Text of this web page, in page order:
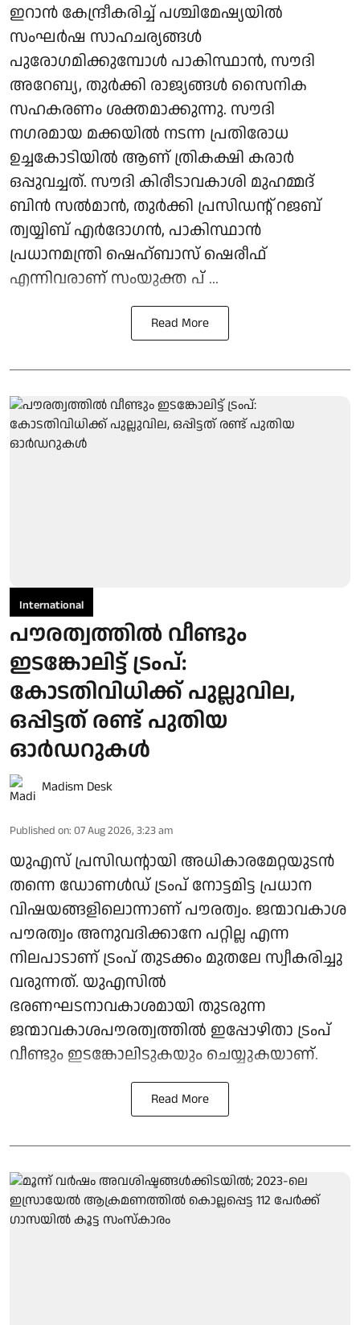
ഇറാന്‍ കേന്ദ്രീകരിച്ച് പശ്ചിമേഷ്യയില്‍
സംഘര്‍ഷ സാഹചര്യങ്ങള്‍
പുരോഗമിക്കുമ്പോള്‍ പാകിസ്ഥാന്‍, സൗദി
അറേബ്യ, തുര്‍ക്കി രാജ്യങ്ങള്‍ സൈനിക
സഹകരണം ശക്തമാക്കുന്നു. സൗദി
നഗരമായ മക്കയില്‍ നടന്ന പ്രതിരോധ
ഉച്ചകോടിയില്‍ ആണ് ത്രികക്ഷി കരാര്‍
ഒപ്പുവച്ചത്. സൗദി കിരീടാവകാശി മുഹമ്മദ്
ബിന്‍ സല്‍മാന്‍, തുര്‍ക്കി പ്രസിഡന്റ് റജബ്
ത്വയ്യിബ് എര്‍ദോഗന്‍, പാകിസ്ഥാന്‍
പ്രധാനമന്ത്രി ഷെഹ്ബാസ് ഷെരീഫ്
എന്നിവരാണ് സംയുക്ത പ് ...
Read More
International
പൗരത്വത്തിൽ വീണ്ടും
ഇടങ്കോലിട്ട് ട്രംപ്:
കോടതിവിധിക്ക് പുല്ലുവില,
ഒപ്പിട്ടത് രണ്ട് പുതിയ
ഓർഡറുകൾ
Madism Desk
Published on: 07 Aug 2026, 3:23 am
യുഎസ് പ്രസിഡന്റായി അധികാരമേറ്റയുടൻ
തന്നെ ഡോണൾഡ് ട്രംപ് നോട്ടമിട്ട പ്രധാന
വിഷയങ്ങളിലൊന്നാണ് പൗരത്വം. ജന്മാവകാശ
പൗരത്വം അനുവദിക്കാനേ പറ്റില്ല എന്ന
നിലപാടാണ് ട്രംപ് തുടക്കം മുതലേ സ്വീകരിച്ചു
വരുന്നത്. യുഎസിൽ
ഭരണഘടനാവകാശമായി തുടരുന്ന
ജന്മാവകാശപൗരത്വത്തിൽ ഇപ്പോഴിതാ ട്രംപ്
വീണ്ടും ഇടങ്കോലിടുകയും ചെയ്യുകയാണ്.
Read More